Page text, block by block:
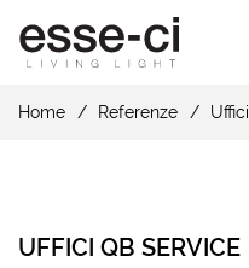
Home Referenze Uffici
UFFICI QB SERVICE